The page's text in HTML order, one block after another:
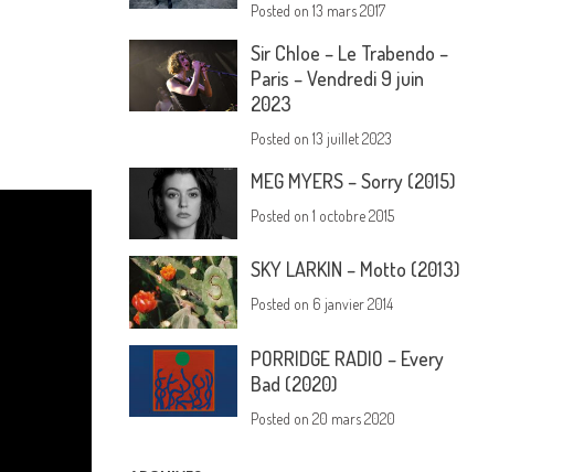
Posted on13 mars 2017
Sir Chloe – Le Trabendo –
Paris – Vendredi 9 juin
2023
Posted on13 juillet 2023
MEG MYERS – Sorry (2015)
Posted on1 octobre 2015
SKY LARKIN – Motto (2013)
Posted on 6 janvier 2014
PORRIDGE RADIO – Every
Bad (2020)
Posted on20 mars 2020